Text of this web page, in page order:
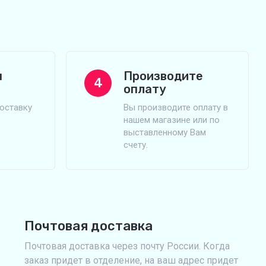
4
Производите
оплату
Вы производите оплату в
нашем магазине или по
выставленному Вам
счету.
Почтовая доставка
Почтовая доставка через почту России. Когда
заказ придет в отделение, на ваш адрес придет